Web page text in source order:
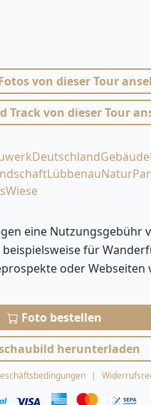
von dieser Tour
Track von dieser Tour
DeutschlandGebäude
LübbenauNatur
Wiese
eine Nutzungsgebühr
für
oder Webseiten
Foto bestellen
herunterladen